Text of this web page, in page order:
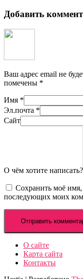
Добавить
Ваш адрес email не
помечены *
Имя *
Эл.почта *
Сайт
О чём хотите написать?
Сохранить моё имя,
последующих моих
О сайте
Карта сайта
Контакты